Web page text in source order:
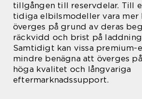
tillgången till reservdelar. Till
tidiga elbilsmodeller vara mer
överges på grund av deras
räckvidd och brist på
Samtidigt kan vissa premium-
mindre benägna att överges
höga kvalitet och långvariga
eftermarknadssupport.